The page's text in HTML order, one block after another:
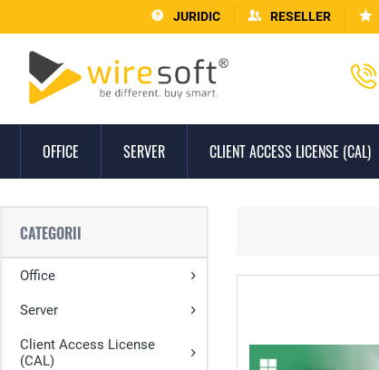
JURIDIC RESELLER
OFFICE SERVER CLIENT ACCESS LICENSE (CAL)
CATEGORII
Office
Server
Client Access License
(CAL)